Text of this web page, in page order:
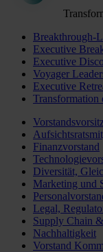
Breakthrough-
Executive
Executive
Voyager
Executive
Transformation
Finanzvorstand
Diversität,
Marketing und
Legal,
Supply Chain
Nachhaltigkeit
Vorstand